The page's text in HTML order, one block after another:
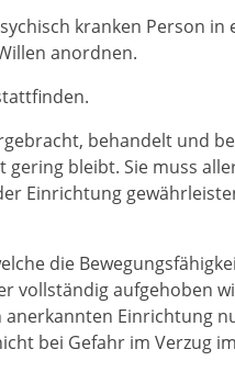
kranken Person in
anordnen.
behandelt und
bleibt. Sie muss
Einrichtung
die
vollständig aufgehoben
Einrichtung
bei Gefahr im Verzug